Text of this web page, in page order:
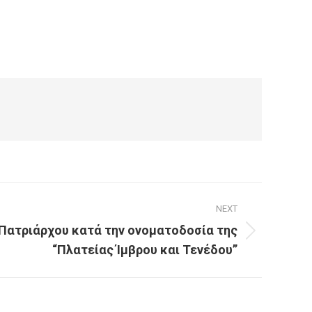
NEXT
κατά την ονοματοδοσία της
“Πλατείας Ίμβρου και Τενέδου”